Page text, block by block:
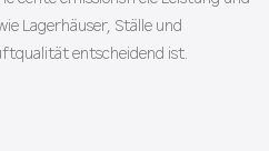
Lagerhäuser, Ställe und
entscheidend ist.